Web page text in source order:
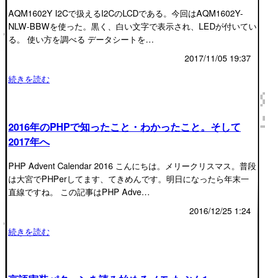
AQM1602Y I2Cで扱えるI2CのLCDである。今回はAQM1602Y-
NLW-BBWを使った。黒く、白い文字で表示され、LEDが付いてい
る。 使い方を調べる データシートを…
2017/11/05 19:37
続きを読む
2016年のPHPで知ったこと・わかったこと。そして
2017年へ
PHP Advent Calendar 2016 こんにちは。メリークリスマス。普段
は大宮でPHPerしてます、てきめんです。明日になったら年末一
直線ですね。 この記事はPHP Adve…
2016/12/25 1:24
続きを読む